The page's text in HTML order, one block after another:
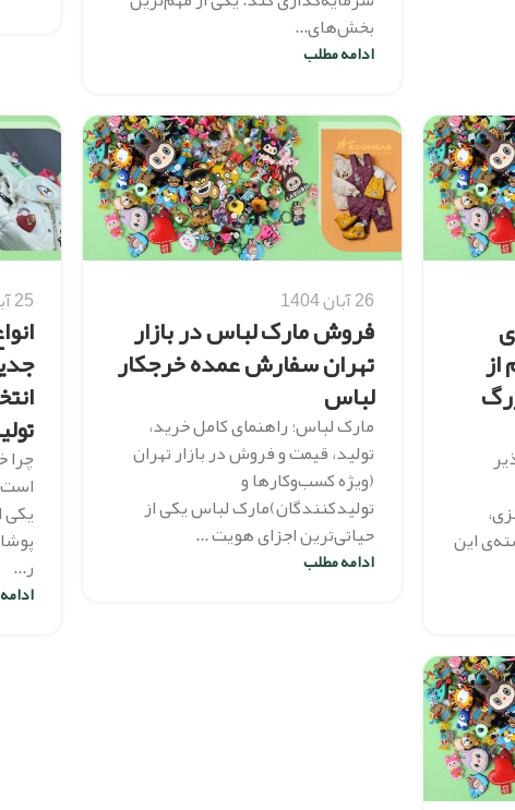
بخش‌های...
ادامه مطلب
این
26 آبان 1404
فروش مارک لباس در بازار
تهران سفارش عمده خرجکار
لباس
مارک لباس؛ راهنمای کامل خرید،
تولید، قیمت و فروش در بازار تهران
(ویژه کسب‌وکارها و
تولیدکنندگان)مارک لباس یکی از
حیاتی‌ترین اجزای هویت ...
ادامه مطلب
25 آبان 1404
چرا
یکی
ر...